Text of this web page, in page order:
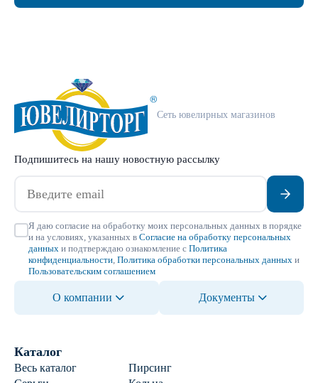
Сеть ювелирных магазинов
Подпишитесь на нашу новостную рассылку
Я даю согласие на обработку моих персональных данных в порядке
и на условиях, указанных в Согласие на обработку персональных
данных и подтверждаю ознакомление с Политика
конфиденциальности Политика обработки персональных данных и
Пользовательским соглашением
О компании Документы
Каталог
Весь каталог
Пирсинг